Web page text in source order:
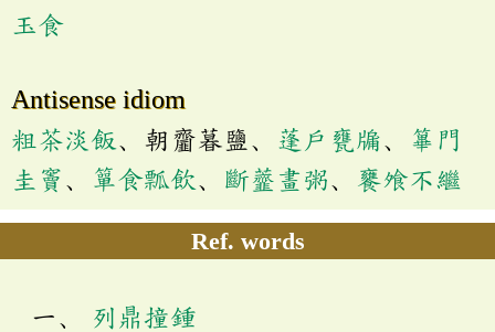
玉食
Antisense idiom
粗茶淡飯、朝齏暮鹽、 蓬戶甕牖、
篳門
圭竇、 簞食瓢飲、 斷虀畫粥、 饔飧不繼
Ref. words
列鼎撞鍾